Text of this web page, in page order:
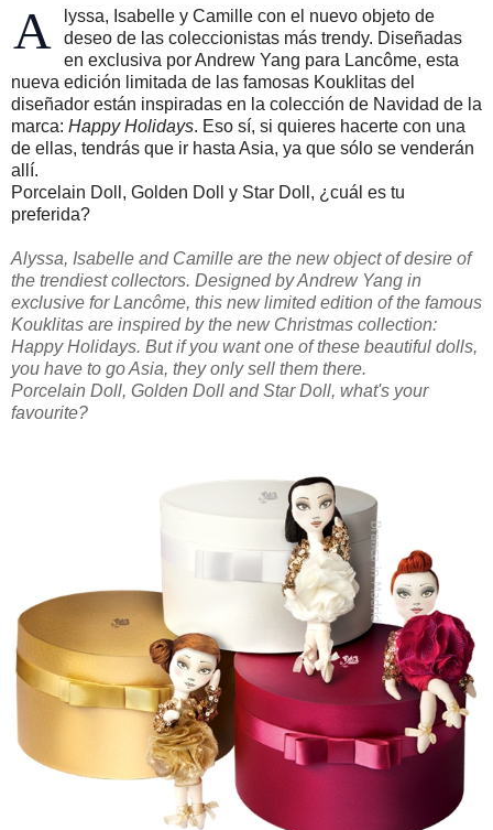
A
lyssa, Isabelle y Camille con el nuevo objeto de
deseo de las coleccionistas más trendy. Diseñadas
en exclusiva por Andrew Yang para Lancôme, esta
nueva edición limitada de las famosas Kouklitas del
diseñador están inspiradas en la colección de Navidad de la
marca: Happy Holidays. Eso sí, si quieres hacerte con una
de ellas, tendrás que ir hasta Asia, ya que sólo se venderán
allí.
Porcelain Doll, Golden Doll y Star Doll, ¿cuál es tu
preferida?
Alyssa, Isabelle and Camille are the new object of desire of
the trendiest collectors. Designed by Andrew Yang in
exclusive for Lancôme, this new limited edition of the famous
Kouklitas are inspired by the new Christmas collection:
Happy Holidays. But if you want one of these beautiful dolls,
you have to go Asia, they only sell them there.
Porcelain Doll, Golden Doll and Star Doll, what's your
favourite?